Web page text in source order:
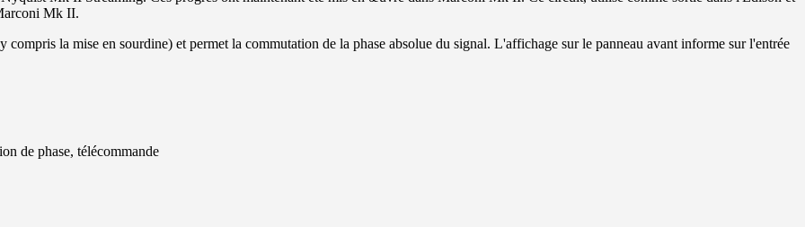
Mk II.
la mise en sourdine) et permet la commutation de la phase absolue du signal. L'affichage sur le panneau avant informe sur l'entrée
de phase, télécommande